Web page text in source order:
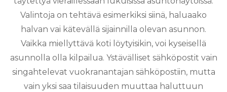
Valintoja on tehtävä esimerkiksi siinä, haluaako
halvan vai kätevällä sijainnilla olevan asunnon.
Vaikka miellyttävä koti löytyisikin, voi kyseisellä
asunnolla olla kilpailua. Ystävälliset sähköpostit vain
singahtelevat vuokranantajan sähköpostiin, mutta
vain yksi saa tilaisuuden muuttaa haluttuun